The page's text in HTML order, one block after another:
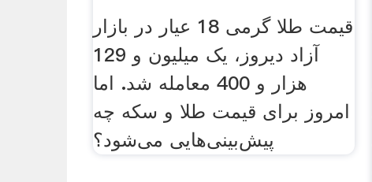
قیمت طلا گرمی 18 عیار در بازار
آزاد دیروز، یک میلیون و 129
هزار و 400 معامله شد. اما
امروز برای قیمت طلا و سکه چه
پیش‌بینی‌هایی می‌شود؟